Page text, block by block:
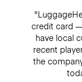
credit card
have local
recent
the